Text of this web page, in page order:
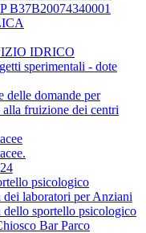
B37B20074340001
IDRICO
sperimentali - dote
delle domande per
fruizione dei centri
psicologico
dei laboratori per Anziani
dello sportello psicologico
Bar Parco